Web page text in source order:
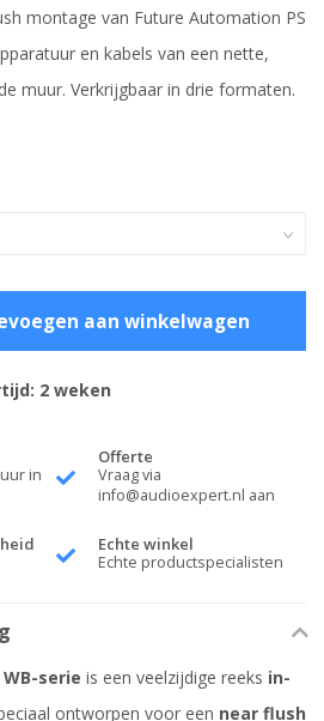
montage van Future Automation PS
en kabels van een nette,
muur. Verkrijgbaar in drie formaten.
aan winkelwagen
2 weken
in
Offerte
Vraag via
info@audioexpert.nl aan
Echte winkel
Echte productspecialisten
serie is een veelzijdige reeks in-
ontworpen voor een near flush